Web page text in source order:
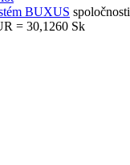
BUXUS
= 30,1260 Sk